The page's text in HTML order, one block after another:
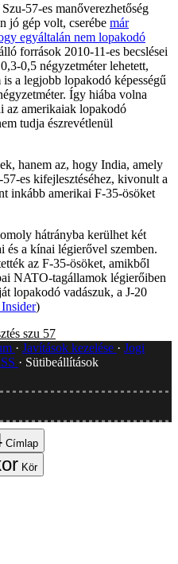
57-es manőverezhetőség
jó gép volt, cserébe már
egyáltalán nem lopakodó
források 2010-11-es becslései
0,5 négyzetméter lehetett,
a legjobb lopakodó képességű
Így hiába volna
az amerikaiak lopakodó
tudja észrevétlenül
hanem az, hogy India, amely
es kifejlesztéséhez, kivonult a
inkább amerikai F-35-ösöket
hátrányba kerülhet két
és a kínai légierővel szemben.
az F-35-ösöket, amikből
NATO-tagállamok légierőiben
lopakodó vadászuk, a J-20
)
szu 57
Javítások kezelése
Jogi
Sütibeállítások
Címlap
Kör